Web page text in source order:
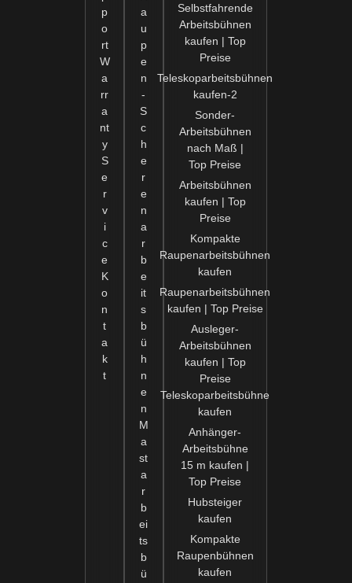
p
o
rt
W
a
rr
a
nt
y
S
e
r
v
i
c
e
K
o
n
t
a
k
t
a
u
p
e
n
-
S
c
h
e
r
e
n
a
r
b
e
it
s
b
ü
h
n
e
n
M
a
st
a
r
b
ei
ts
b
ü
Selbstfahrende
Arbeitsbühnen
kaufen | Top
Preise
Teleskoparbeitsbühnen
kaufen-2
Sonder-
Arbeitsbühnen
nach Maß |
Top Preise
Arbeitsbühnen
kaufen | Top
Preise
Kompakte
Raupenarbeitsbühnen
kaufen
Raupenarbeitsbühnen
kaufen | Top Preise
Ausleger-
Arbeitsbühnen
kaufen | Top
Preise
Teleskoparbeitsbühne
kaufen
Anhänger-
Arbeitsbühne
15 m kaufen |
Top Preise
Hubsteiger
kaufen
Kompakte
Raupenbühnen
kaufen